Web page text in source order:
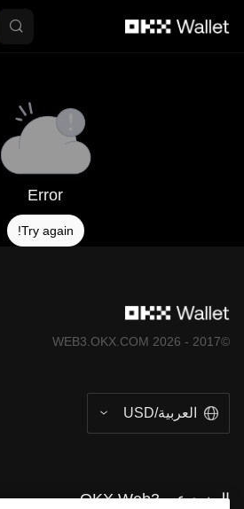
Error
Try again!
©2017 - 2026 WEB3.OKX.COM
العربية/USD
المزيد عن OKX Web3